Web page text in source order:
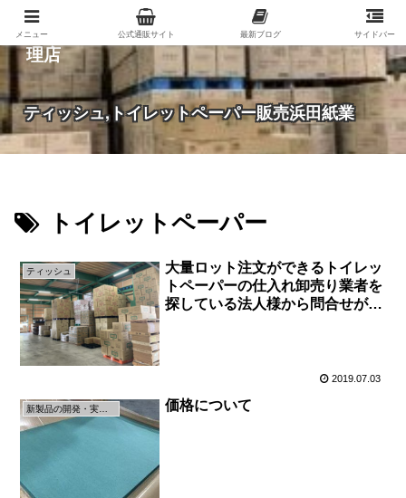
紙（家庭紙・包装紙・印刷用紙など）の総合代
理店
ティッシュ,トイレットペーパー販売浜田紙業
トイレットペーパー
ティッシュ
大量ロット注文ができるトイレッ
トペーパーの仕入れ卸売り業者を
探している法人様から問合せがき
2019.07.03
新製品の開発・実験・募集のページです！ 価格について
メニュー 公式通販サイト 最新ブログ サイドバー